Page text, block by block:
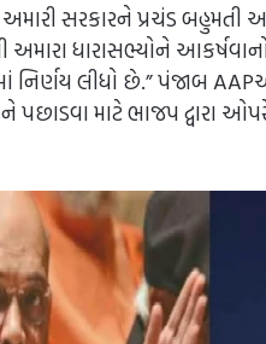
સરકારને પ્રચંડ બહુમતી
ધારાસભ્યોને
નિર્ણય લીધો છે.” પંજાબ
પછાડવા માટે ભાજપ દ્વારા